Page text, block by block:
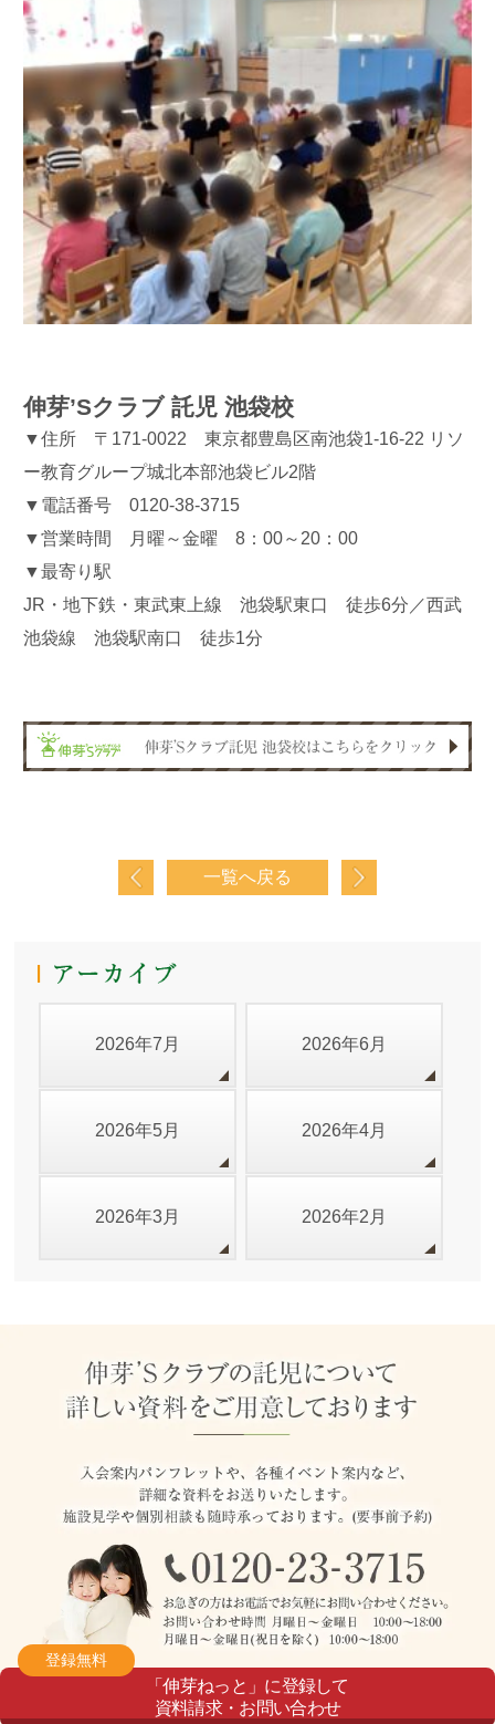
伸芽’Sクラブ 託児 池袋校
▼住所 〒171-0022 東京都豊島区南池袋1-16-22 リソ
ー教育グループ城北本部池袋ビル2階
▼電話番号 0120-38-3715
▼営業時間 月曜～金曜 8：00～20：00
▼最寄り駅
JR・地下鉄・東武東上線 池袋駅東口 徒歩6分／西武
池袋線 池袋駅南口 徒歩1分
一覧へ戻る
2026年7月 2026年6月
2026年5月 2026年4月
2026年3月 2026年2月
登録無料
「伸芽ねっと」に登録して
資料請求・お問い合わせ